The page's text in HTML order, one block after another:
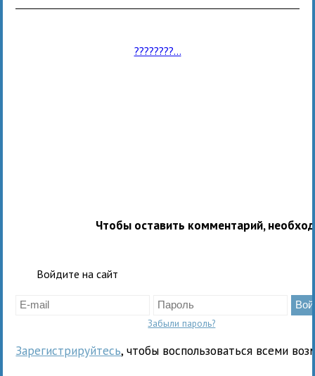
????????...
Чтобы оставить комментарий,
Войдите на сайт
Забыли пароль?
Зарегистрируйтесь, чтобы воспользоваться всеми